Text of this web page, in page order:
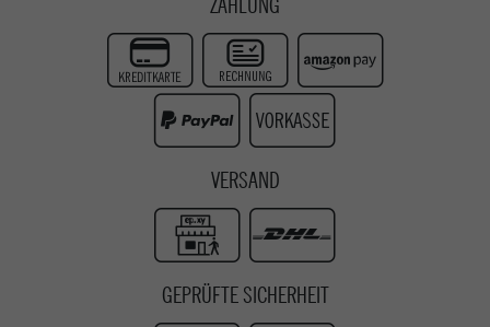
Zur Echtheit der Bewertungen
Instagram
Youtube
VERSAND
GEPRÜFTE SICHERHEIT